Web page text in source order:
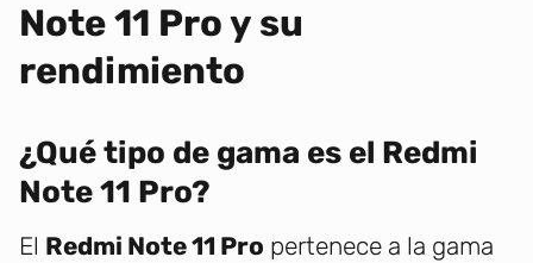
Note 11 Pro y su
rendimiento
¿Qué tipo de gama es el Redmi
Note 11 Pro?
El Redmi Note 11 Pro pertenece a la gama